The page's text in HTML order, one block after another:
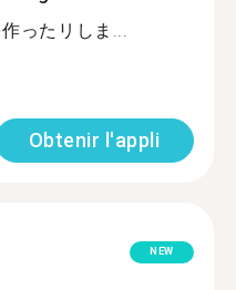
ったリしま...
Obtenir l'appli
NEW